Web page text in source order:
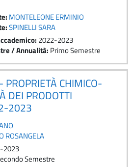
MONTELEONE ERMINIO
SPINELLI SARA
: 2022-2023
/ Annualità: Primo Semestre
CHIMICO-
DEI PRODOTTI
2023
ROSANGELA
2023
Semestre